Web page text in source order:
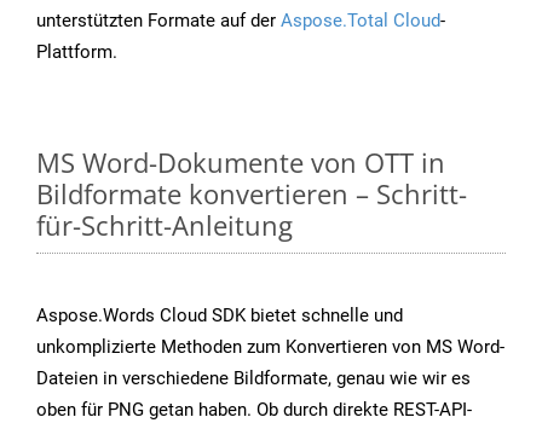
unterstützten Formate auf der Aspose.Total Cloud-
Plattform.
MS Word-Dokumente von OTT in
Bildformate konvertieren – Schritt-
für-Schritt-Anleitung
Aspose.Words Cloud SDK bietet schnelle und
unkomplizierte Methoden zum Konvertieren von MS Word-
Dateien in verschiedene Bildformate, genau wie wir es
oben für PNG getan haben. Ob durch direkte REST-API-